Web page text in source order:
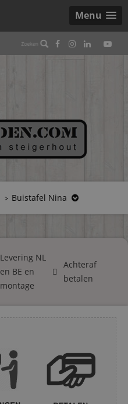
Menu
Buistafel Nina
Levering NL
en BE en
montage
Achteraf
betalen